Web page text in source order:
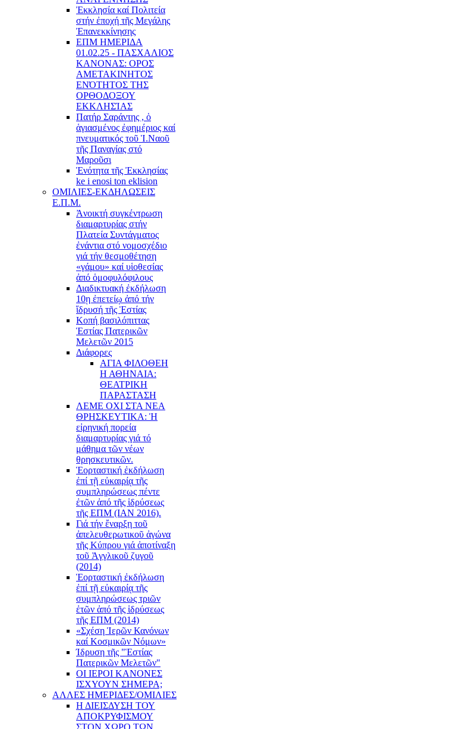
Ἐκκλησία καί Πολιτεία
στήν ἐποχή τῆς Μεγάλης
Ἐπανεκκίνησης
ΕΠΜ ΗΜΕΡΙΔΑ
01.02.25 - ΠΑΣΧΑΛΙΟΣ
ΚΑΝΟΝΑΣ: ΟΡΟΣ
ΑΜΕΤΑΚΙΝΗΤΟΣ
ΕΝΌΤΗΤΟΣ ΤΗΣ
ΟΡΘΟΔΟΞΟΥ
ΕΚΚΛΗΣΊΑΣ
Πατήρ Σαράντης , ὁ
ἁγιασμένος ἐφημέριος καί
πνευματικός τοῦ Ἱ.Ναοῦ
τῆς Παναγίας στό
Μαροῦσι
Ἑνότητα τῆς Ἐκκλησίας
ke i enosi ton eklision
ΟΜΙΛΙΕΣ-ΕΚΔΗΛΩΣΕΙΣ
Ε.Π.Μ.
Ἀνοικτή συγκέντρωση
διαμαρτυρίας στήν
Πλατεία Συντάγματος
ἐνάντια στό νομοσχέδιο
γιά τήν θεσμοθέτηση
«γάμου» καί υἱοθεσίας
ἀπό ὁμοφυλόφιλους
Διαδικτυακή ἐκδήλωση
10ῃ ἐπετείῳ ἀπό τήν
ἵδρυσή τῆς Ἑστίας
Κοπή βασιλόπιττας
Ἑστίας Πατερικῶν
Μελετῶν 2015
Διάφορες
ΑΓΙΑ ΦΙΛΟΘΕΗ
Η ΑΘΗΝΑΙΑ:
ΘΕΑΤΡΙΚΗ
ΠΑΡΑΣΤΑΣΗ
ΛΕΜΕ ΟΧΙ ΣΤΑ ΝΕΑ
ΘΡΗΣΚΕΥΤΙΚΑ: Ἡ
εἰρηνική πορεία
διαμαρτυρίας γιά τό
μάθημα τῶν νέων
θρησκευτικῶν.
Ἑορταστική ἐκδήλωση
ἐπί τῇ εὐκαιρίᾳ τῆς
συμπληρώσεως πέντε
ἐτῶν ἀπό τῆς ἱδρύσεως
τῆς ΕΠΜ (ΙΑΝ 2016).
Γιά τήν ἔναρξη τοῦ
ἀπελευθερωτικοῦ ἀγώνα
τῆς Κύπρου γιά ἀποτίναξη
τοῦ Ἀγγλικοῦ ζυγοῦ
(2014)
Ἑορταστική ἐκδήλωση
ἐπί τῇ εὐκαιρίᾳ τῆς
συμπληρώσεως τριῶν
ἐτῶν ἀπό τῆς ἱδρύσεως
τῆς ΕΠΜ (2014)
«Σχέση Ἱερῶν Κανόνων
καί Κοσμικῶν Νόμων»
Ίδρυση τῆς "Ἑστίας
Πατερικῶν Μελετῶν"
ΟΙ ΙΕΡΟΙ ΚΑΝΟΝΕΣ
ΙΣΧΥΟΥΝ ΣΗΜΕΡΑ;
ΑΛΛΕΣ ΗΜΕΡΙΔΕΣ/ΟΜΙΛΙΕΣ
Η ΔΙΕΙΣΔΥΣΗ ΤΟΥ
ΑΠΟΚΡΥΦΙΣΜΟΥ
ΣΤΟΝ ΧΩΡΟ ΤΩΝ